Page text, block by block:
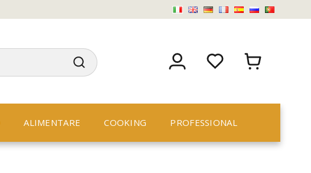
ALIMENTARE COOKING PROFESSIONAL